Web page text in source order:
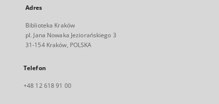
Adres
Biblioteka Kraków
pl. Jana Nowaka Jeziorańskiego 3
31-154 Kraków, POLSKA
Telefon
+48 12 618 91 00